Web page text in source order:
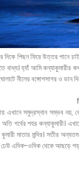
দিকে পিছন ফিরে উত্তর
হ্যাঁ আমি কন্যাকুমারীর
নীলের বঙ্গোপসাগর ও ডান
এখানে সমুদ্রস্নান সম্ভব নয়,
অতি গর্বের শহর কন্যাকুমারী।
মাতার মন্দির। সতীর অন্যতম
এদিক-ওদিক থেকে আছড়ে পড়ছে